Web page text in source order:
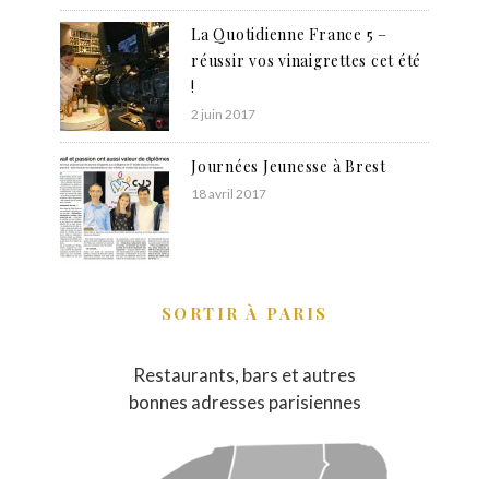
La Quotidienne France 5 –
réussir vos vinaigrettes cet été
!
2 juin 2017
Journées Jeunesse à Brest
18 avril 2017
SORTIR À PARIS
Restaurants, bars et autres
bonnes adresses parisiennes